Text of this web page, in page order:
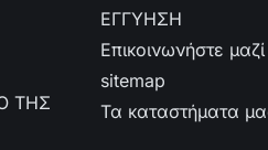
ΤΗΣ
ΕΓΓΥΗΣΗ
Επικοινωνήστε
sitemap
Τα καταστήματα